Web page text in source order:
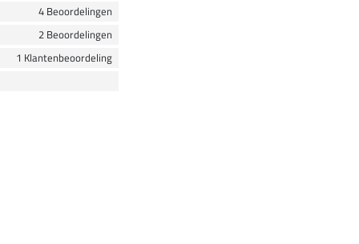
4 Beoordelingen
2 Beoordelingen
1 Klantenbeoordeling